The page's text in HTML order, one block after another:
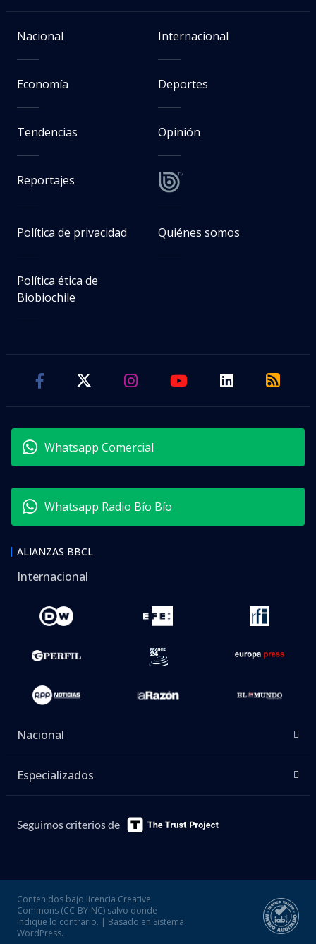
Nacional Internacional
Economía Deportes
Tendencias Opinión
Reportajes
Política de privacidad Quiénes somos
Política ética de
Biobiochile
Whatsapp Comercial
Whatsapp Radio Bío Bío
ALIANZAS BBCL
Internacional
Nacional
Especializados
Seguimos criterios de
Contenidos bajo licencia Creative
Commons (CC-BY-NC) salvo donde
indique lo contrario. | Basado en Sistema
WordPress.